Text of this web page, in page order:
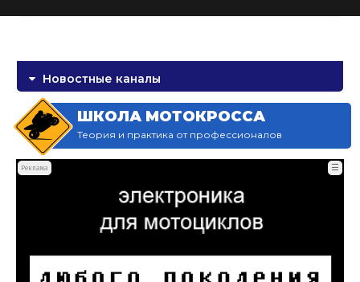
Новостные каналы
ШКОЛА МОТОКРОССА
Теория и практика от профессионалов
Реклама ☰